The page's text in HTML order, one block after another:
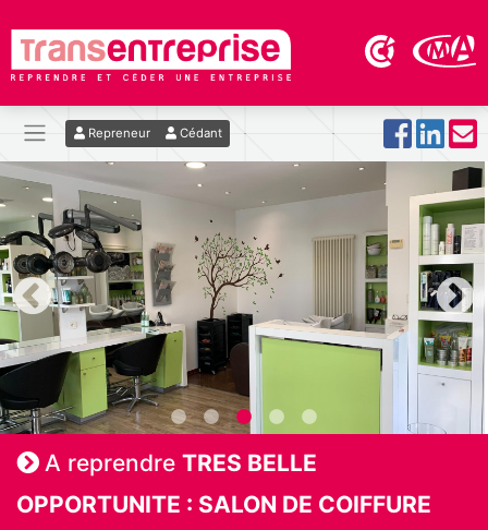
Repreneur Cédant
A reprendre TRES BELLE
OPPORTUNITE : SALON DE COIFFURE